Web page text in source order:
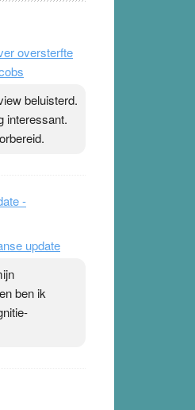
te
Maar het
in de
oversterfte
beluisterd.
interessant.
-
update
ben ik